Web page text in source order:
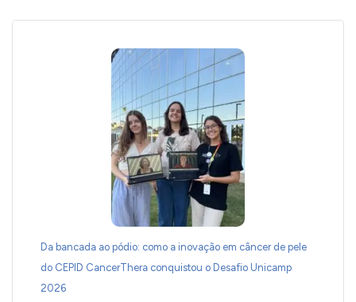
Da bancada ao pódio: como a inovação em câncer de pele
do CEPID CancerThera conquistou o Desafio Unicamp
2026